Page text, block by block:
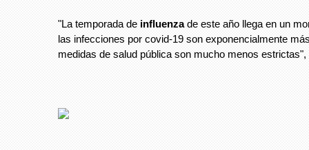
"La temporada de influenzade este año llega en un
las infecciones por covid-19 son exponencialmente
medidas de salud pública son mucho menos estrictas",